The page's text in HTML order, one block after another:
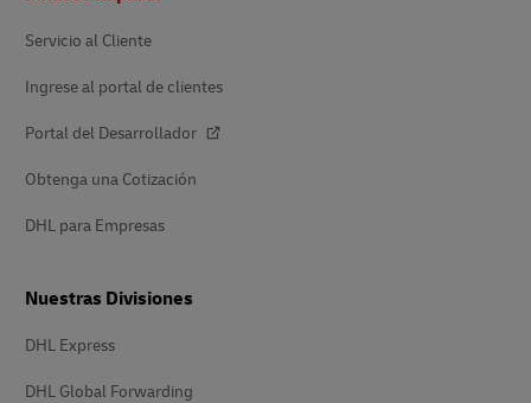
Servicio al Cliente
Ingrese al portal de clientes
Portal del Desarrollador
Obtenga una Cotización
DHL para Empresas
Nuestras Divisiones
DHL Express
DHL Global Forwarding